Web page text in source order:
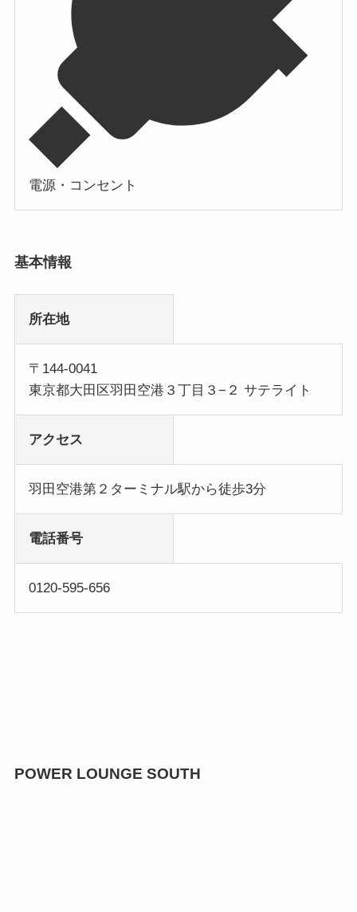
電源・コンセント
基本情報
所在地
〒144-0041
東京都大田区羽田空港３丁目３−２ サテライト
アクセス
羽田空港第２ターミナル駅から徒歩3分
電話番号
0120-595-656
POWER LOUNGE SOUTH